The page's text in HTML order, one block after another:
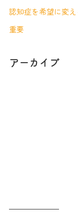
認知症を希望に変え
重要
アーカイブ